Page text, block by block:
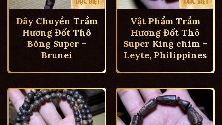
Dây Chuyền Trầm
Hương Đốt Thô
Bông Super –
Brunei
Vật Phẩm Trầm
Hương Đốt Thô
Super King chìm –
Leyte, Philippines